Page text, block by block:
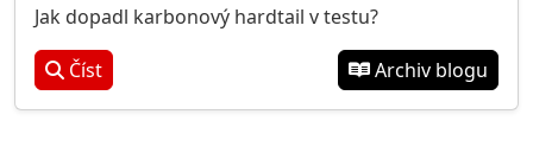
Jak dopadl karbonový hardtail v testu?
Číst Archiv blogu